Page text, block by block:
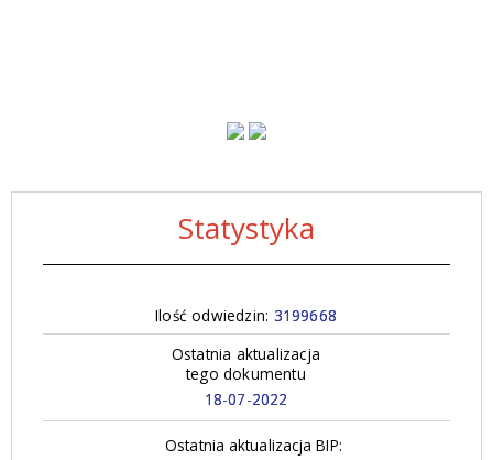
Statystyka
Ilość odwiedzin: 3199668
Ostatnia aktualizacja
tego dokumentu
18-07-2022
Ostatnia aktualizacja BIP: